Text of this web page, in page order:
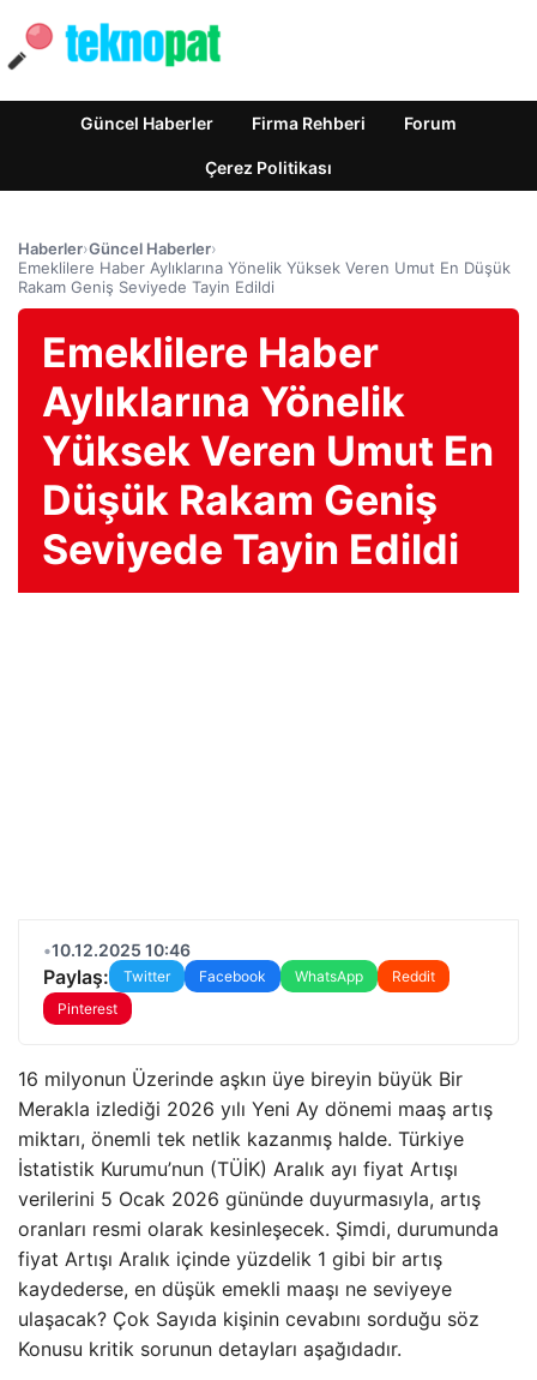
Güncel Haberler Firma Rehberi Forum
Çerez Politikası
Haberler›Güncel Haberler›
Emeklilere Haber Aylıklarına Yönelik Yüksek Veren Umut En Düşük
Rakam Geniş Seviyede Tayin Edildi
Emeklilere Haber
Aylıklarına Yönelik
Yüksek Veren Umut En
Düşük Rakam Geniş
Seviyede Tayin Edildi
•10.12.2025 10:46
Paylaş: Twitter Facebook WhatsApp
Reddit
Pinterest
16 milyonun Üzerinde aşkın üye bireyin büyük Bir
Merakla izlediği 2026 yılı Yeni Ay dönemi maaş artış
miktarı, önemli tek netlik kazanmış halde. Türkiye
İstatistik Kurumu’nun (TÜİK) Aralık ayı fiyat Artışı
verilerini 5 Ocak 2026 gününde duyurmasıyla, artış
oranları resmi olarak kesinleşecek. Şimdi, durumunda
fiyat Artışı Aralık içinde yüzdelik 1 gibi bir artış
kaydederse, en düşük emekli maaşı ne seviyeye
ulaşacak? Çok Sayıda kişinin cevabını sorduğu söz
Konusu kritik sorunun detayları aşağıdadır.